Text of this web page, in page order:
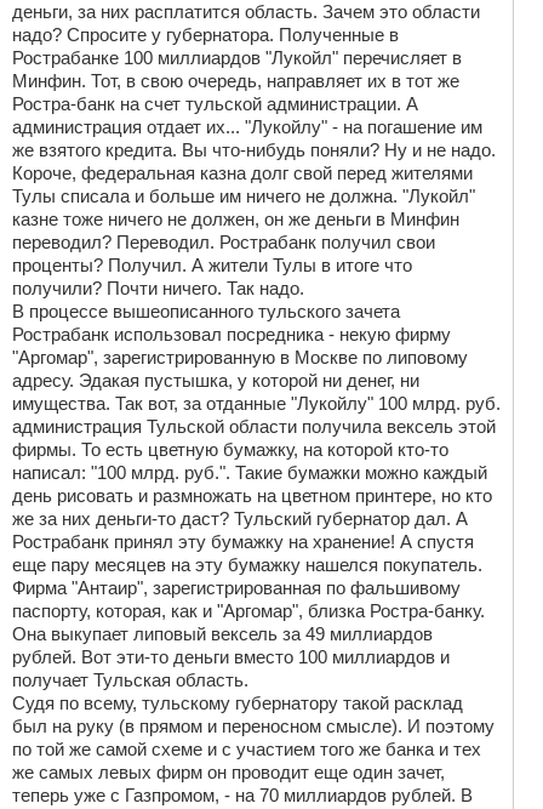
деньги, за них расплатится область. Зачем это области
надо? Спросите у губернатора. Полученные в
Рострабанке 100 миллиардов "Лукойл" перечисляет в
Минфин. Тот, в свою очередь, направляет их в тот же
Ростра-банк на счет тульской администрации. А
администрация отдает их... "Лукойлу" - на погашение им
же взятого кредита. Вы что-нибудь поняли? Ну и не надо.
Короче, федеральная казна долг свой перед жителями
Тулы списала и больше им ничего не должна. "Лукойл"
казне тоже ничего не должен, он же деньги в Минфин
переводил? Переводил. Рострабанк получил свои
проценты? Получил. А жители Тулы в итоге что
получили? Почти ничего. Так надо.
В процессе вышеописанного тульского зачета
Рострабанк использовал посредника - некую фирму
"Аргомар", зарегистрированную в Москве по липовому
адресу. Эдакая пустышка, у которой ни денег, ни
имущества. Так вот, за отданные "Лукойлу" 100 млрд. руб.
администрация Тульской области получила вексель этой
фирмы. То есть цветную бумажку, на которой кто-то
написал: "100 млрд. руб.". Такие бумажки можно каждый
день рисовать и размножать на цветном принтере, но кто
же за них деньги-то даст? Тульский губернатор дал. А
Рострабанк принял эту бумажку на хранение! А спустя
еще пару месяцев на эту бумажку нашелся покупатель.
Фирма "Антаир", зарегистрированная по фальшивому
паспорту, которая, как и "Аргомар", близка Ростра-банку.
Она выкупает липовый вексель за 49 миллиардов
рублей. Вот эти-то деньги вместо 100 миллиардов и
получает Тульская область.
Судя по всему, тульскому губернатору такой расклад
был на руку (в прямом и переносном смысле). И поэтому
по той же самой схеме и с участием того же банка и тех
же самых левых фирм он проводит еще один зачет,
теперь уже с Газпромом, - на 70 миллиардов рублей. В